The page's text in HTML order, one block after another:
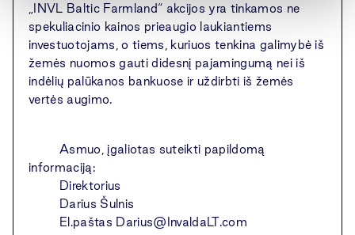
„INVL Baltic Farmland“ akcijos yra tinkamos ne
spekuliacinio kainos prieaugio laukiantiems
investuotojams, o tiems, kuriuos tenkina galimybė iš
žemės nuomos gauti didesnį pajamingumą nei iš
indėlių palūkanos bankuose ir uždirbti iš žemės
vertės augimo.
Asmuo, įgaliotas suteikti papildomą
informaciją:
Direktorius
Darius Šulnis
El.paštas Darius@InvaldaLT.com